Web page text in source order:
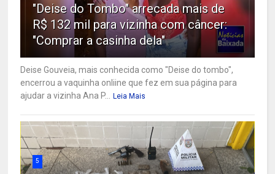
"Deise do Tombo" arrecada mais de
R$ 132 mil para vizinha com câncer:
"Comprar a casinha dela"
Deise Gouveia, mais conhecida como "Deise do tombo",
encerrou a vaquinha onliine que fez em sua página para
ajudar a vizinha Ana P...
Leia Mais
5